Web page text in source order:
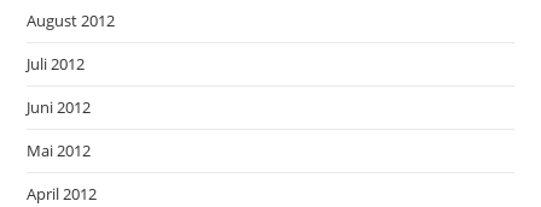
August 2012
Juli 2012
Juni 2012
Mai 2012
April 2012